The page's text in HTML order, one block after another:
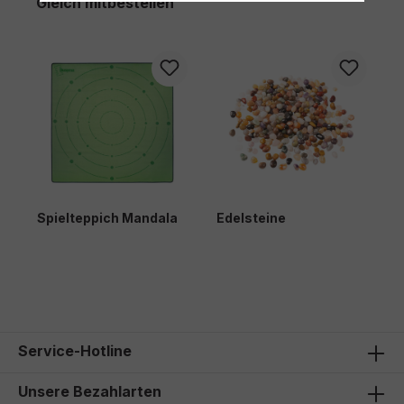
Spielteppich Mandala Edelsteine
Service-Hotline
Unsere Bezahlarten